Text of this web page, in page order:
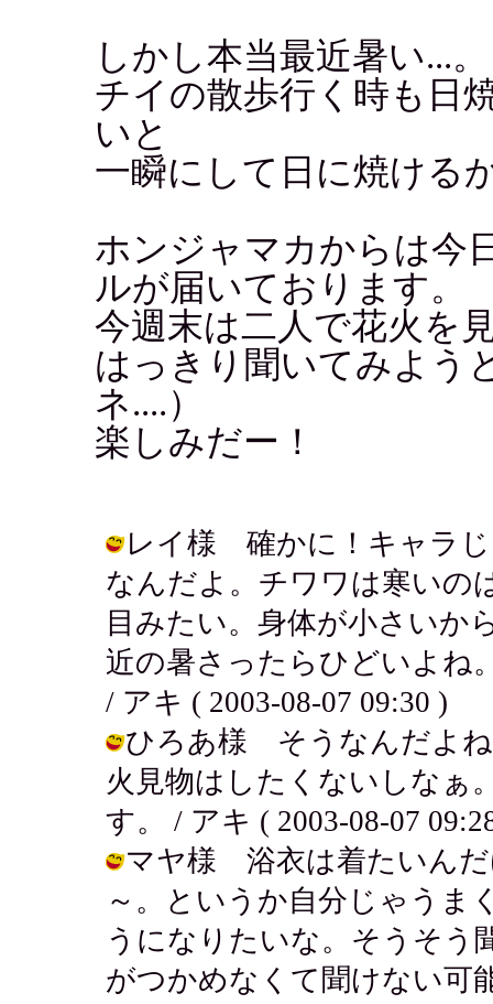
しかし本当最近暑い...。
チイの散歩行く時も日
いと
一瞬にして日に焼ける
ホンジャマカからは今
ルが届いております。
今週末は二人で花火を
はっきり聞いてみよう
ネ....）
楽しみだー！
レイ様 確かに！キャラじ
なんだよ。チワワは寒いの
目みたい。身体が小さいか
近の暑さったらひどいよね
/ アキ ( 2003-08-07 09:30 )
ひろあ様 そうなんだよね
火見物はしたくないしなぁ
す。 / アキ ( 2003-08-07
マヤ様 浴衣は着たいんだ
～。というか自分じゃうま
うになりたいな。そうそう
がつかめなくて聞けない可